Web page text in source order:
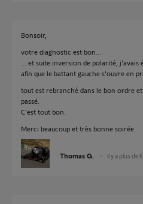
Bonsoir,
votre diagnostic est bon...
... et suite inversion de polarité,
afin que le battant gauche s'ouvre en
tout est rebranché dans le bon ordre
passé.
C'est tout bon.
Merci beaucoup et très bonne soirée
Thomas G. il y a plus de